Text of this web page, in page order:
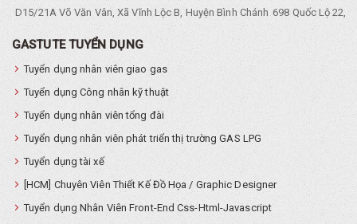
D15/21A Võ Văn Vân, Xã Vĩnh Lộc B, Huyện Bình Chánh 698 Quốc Lộ 22,
GASTUTE TUYỂN DỤNG
Tuyển dụng nhân viên giao gas
Tuyển dụng Công nhân kỹ thuật
Tuyển dụng nhân viên tổng đài
Tuyển dụng nhân viên phát triển thị trường GAS LPG
Tuyển dụng tài xế
[HCM] Chuyên Viên Thiết Kế Đồ Họa / Graphic Designer
Tuyển dụng Nhân Viên Front-End Css-Html-Javascript